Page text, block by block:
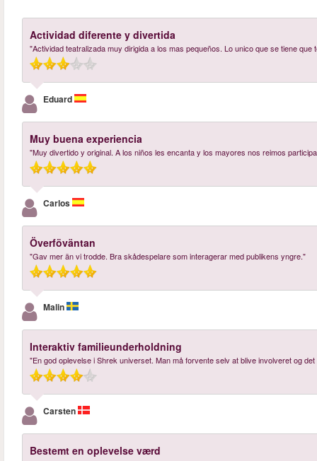
Actividad diferente y divertida
"Actividad teatralizada muy dirigida a los mas pequeños. Lo unico que se tiene
Eduard
Muy buena experiencia
"Muy divertido y original. A los niños les encanta y los mayores nos reimos
Carlos
Överföväntan
"Gav mer än vi trodde. Bra skådespelare som interagerar med publikens yngre."
Malin
Interaktiv familieunderholdning
"En god oplevelse i Shrek universet. Man må forvente selv at blive involveret og
Carsten
Bestemt en oplevelse værd